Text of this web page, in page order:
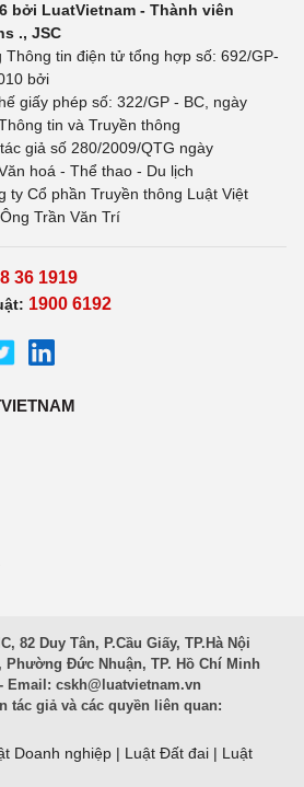
bởi LuatVietnam - Thành viên
., JSC
Thông tin điện tử tổng hợp số: 692/GP-
bởi
giấy phép số: 322/GP - BC, ngày
tin và Truyền thông
giả số 280/2009/QTG ngày
hoá - Thể thao - Du lịch
ty Cổ phần Truyền thông Luật Việt
Trần Văn Trí
36 1919
1900 6192
82 Duy Tân, P.Cầu Giấy, TP.Hà Nội
Phường Đức Nhuận, TP. Hồ Chí Minh
Email: cskh@luatvietnam.vn
tác giả và các quyền liên quan:
Doanh nghiệp | Luật Đất đai | Luật